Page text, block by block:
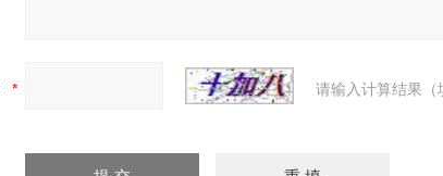
请输入计算结果（